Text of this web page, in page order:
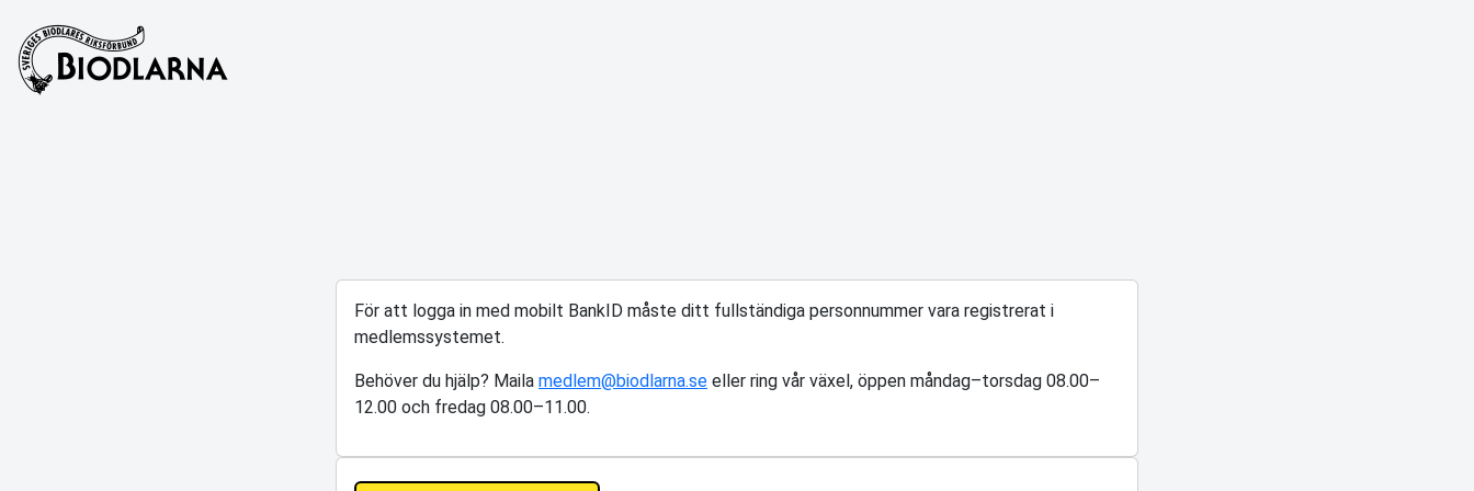
För att logga in med mobilt BankID måste ditt fullständiga personnummer vara registrerat i
medlemssystemet.
Behöver du hjälp? Maila medlem@biodlarna.se eller ring vår växel, öppen måndag–torsdag 08.00–
12.00 och fredag 08.00–11.00.